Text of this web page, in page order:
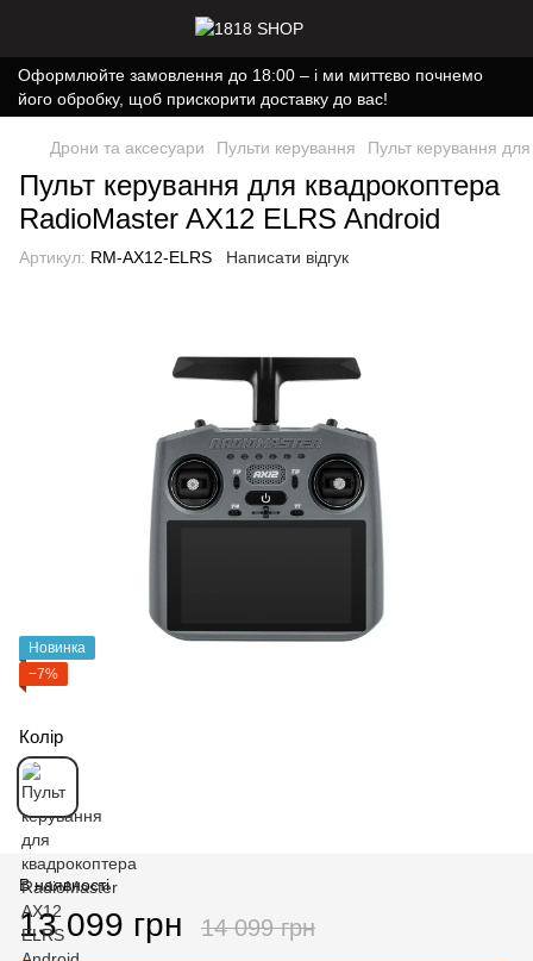
Оформлюйте замовлення до 18:00 – і ми миттєво почнемо
його обробку, щоб прискорити доставку до вас!
Дрони та аксесуари Пульти керування Пульт керування
Пульт керування для квадрокоптера
RadioMaster AX12 ELRS Android
Артикул: RM-AX12-ELRS Написати відгук
Новинка
−7%
Колір
В наявності
13 099 грн 14 099 грн